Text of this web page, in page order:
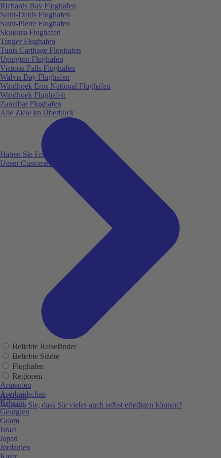
Haben Sie Fragen?
Unser Customer Service ist für Sie da!
Account
Wussten Sie, dass Sie vieles auch selbst erledigen können?
Richards Bay Flughafen
Saint-Denis Flughafen
Saint-Pierre Flughafen
Skukuza Flughafen
Tanger Flughafen
Tunis Carthage Flughafen
Upington Flughafen
Victoria Falls Flughafen
Walvis Bay Flughafen
Windhoek Eros National Flughafen
Windhoek Flughafen
Zanzibar Flughafen
Alle Ziele im Überblick
Beliebte Reiseländer
Beliebte Städte
Flughäfen
Regionen
Armenien
Aserbaidschan
Bahrain
Georgien
Guam
Israel
Japan
Jordanien
Katar